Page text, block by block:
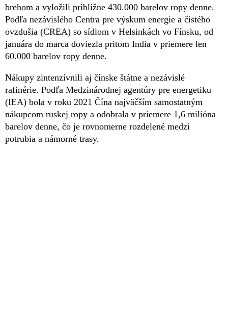
brehom a vyložili približne 430.000 barelov ropy denne.
Podľa nezávislého Centra pre výskum energie a čistého
ovzdušia (CREA) so sídlom v Helsinkách vo Fínsku, od
januára do marca doviezla pritom India v priemere len
60.000 barelov ropy denne.
Nákupy zintenzívnili aj čínske štátne a nezávislé
rafinérie. Podľa Medzinárodnej agentúry pre energetiku
(IEA) bola v roku 2021 Čína najväčším samostatným
nákupcom ruskej ropy a odobrala v priemere 1,6 milióna
barelov denne, čo je rovnomerne rozdelené medzi
potrubia a námorné trasy.